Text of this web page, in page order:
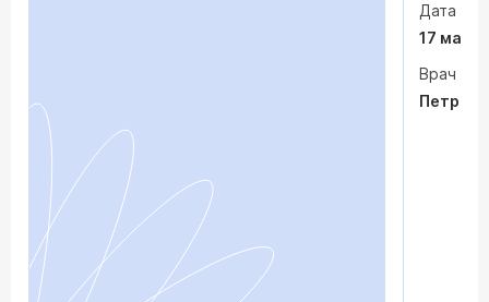
сердца.
раз
врачи
На
Дата
17 мая
Врач